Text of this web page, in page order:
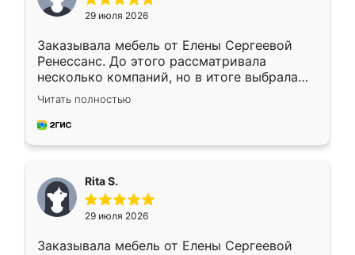
29 июля 2026
Заказывала мебель от Елены Сергеевой
Ренессанс. До этого рассматривала
несколько компаний, но в итоге выбрала
эту. Сначала обговорили условия, потом
приехал замерщик, всё спокойно объяснил
и снял размеры. Изготовили в срок, с
каких-либо доработок. Качеством осталась
довольна, все выглядит так, как и ожидала.
Читать полностью
Rita S.
29 июля 2026
Заказывала мебель от Елены Сергеевой